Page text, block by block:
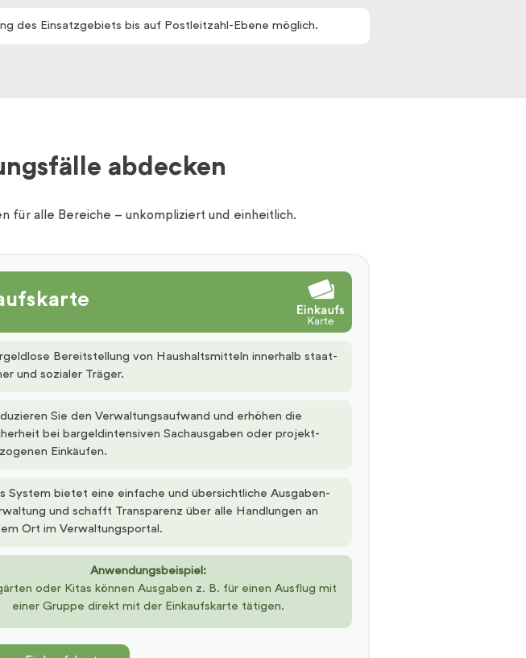
des Einsatzgebiets bis auf Postleitzahl-Ebene möglich.
abdecken
für alle Bereiche – unkompliziert und einheitlich.
Bereitstellung von Haushaltsmitteln innerhalb staat­
und sozialer Träger.
Sie den Verwaltungsaufwand und erhöhen die
bei bargeld­inten­siven Sachausgaben oder projekt­
Einkäufen.
System bietet eine einfache und übersichtliche Ausgaben­
und schafft Transparenz über alle Handlungen an
Ort im Verwaltungsportal.
Anwendungsbeispiel:
oder Kitas können Ausgaben z. B. für einen Ausflug mit
einer Gruppe direkt mit der Einkaufskarte tätigen.